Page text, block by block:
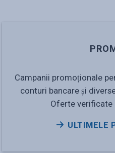
Campanii promoționale
conturi bancare și
Oferte verificate
ULTIMELE